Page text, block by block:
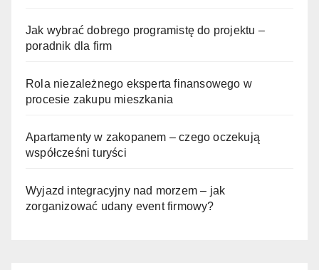
Jak wybrać dobrego programistę do projektu –
poradnik dla firm
Rola niezależnego eksperta finansowego w
procesie zakupu mieszkania
Apartamenty w zakopanem – czego oczekują
współcześni turyści
Wyjazd integracyjny nad morzem – jak
zorganizować udany event firmowy?